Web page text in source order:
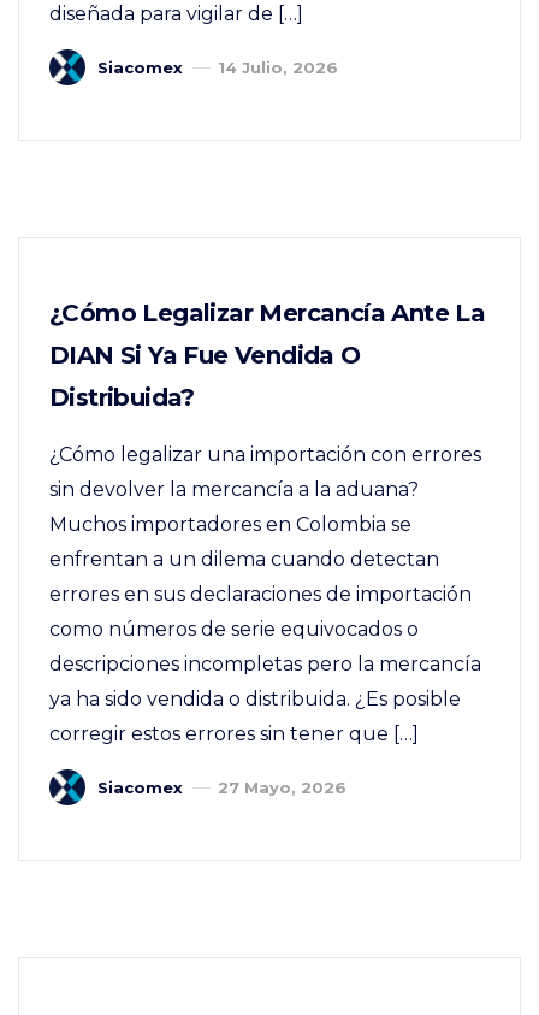
diseñada para vigilar de […]
Siacomex 14 Julio, 2026
¿Cómo Legalizar Mercancía Ante La
DIAN Si Ya Fue Vendida O
Distribuida?
¿Cómo legalizar una importación con errores
sin devolver la mercancía a la aduana?
Muchos importadores en Colombia se
enfrentan a un dilema cuando detectan
errores en sus declaraciones de importación
como números de serie equivocados o
descripciones incompletas pero la mercancía
ya ha sido vendida o distribuida. ¿Es posible
corregir estos errores sin tener que […]
Siacomex 27 Mayo, 2026